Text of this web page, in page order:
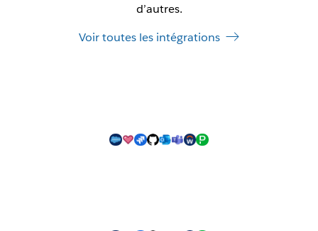
d’autres.
Voir toutes les intégrations